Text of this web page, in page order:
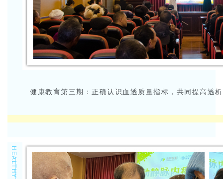
健康教育第三期：正确认识血透质量指标，共同提高透
HEALTHY